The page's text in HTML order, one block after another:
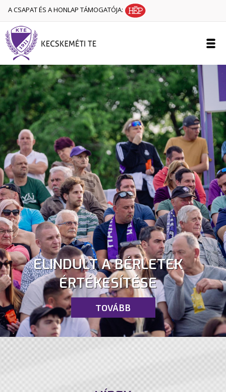
A CSAPAT ÉS A HONLAP TÁMOGATÓJA:
ELINDULT A BÉRLETEK
ÉRTÉKESÍTÉSE
TOVÁBB